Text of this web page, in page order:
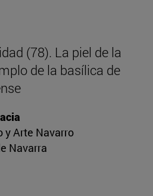
(78). La piel de la
de la basílica de
y Arte Navarro
Navarra